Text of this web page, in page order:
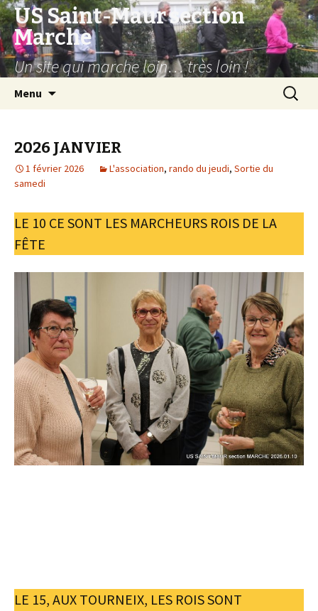
US Saint-Maur section
Marche
Un site qui marche loin… très loin !
Menu
2026 JANVIER
1 février 2026 L'association, rando du jeudi, Sortie du
samedi
LE 10 CE SONT LES MARCHEURS ROIS DE LA
FÊTE
LE 15, AUX TOURNEIX, LES ROIS SONT